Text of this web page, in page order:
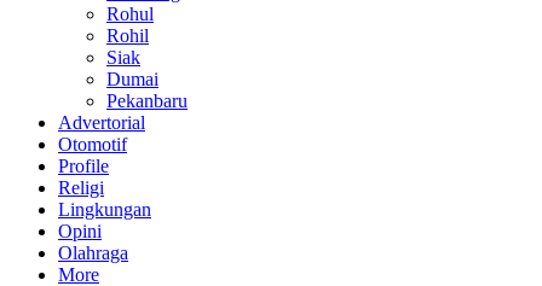
Rohul
Rohil
Siak
Dumai
Pekanbaru
Advertorial
Otomotif
Profile
Religi
Lingkungan
Opini
Olahraga
More